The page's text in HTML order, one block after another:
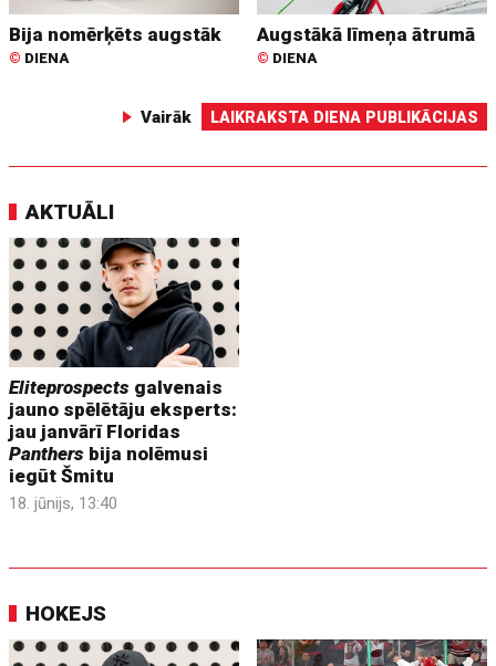
Bija nomērķēts augstāk
© DIENA
Augstākā līmeņa ātrumā
© DIENA
Vairāk LAIKRAKSTA DIENA PUBLIKĀCIJAS
AKTUĀLI
Eliteprospects galvenais
jauno spēlētāju eksperts:
jau janvārī Floridas
Panthers bija nolēmusi
iegūt Šmitu
18. jūnijs, 13:40
HOKEJS